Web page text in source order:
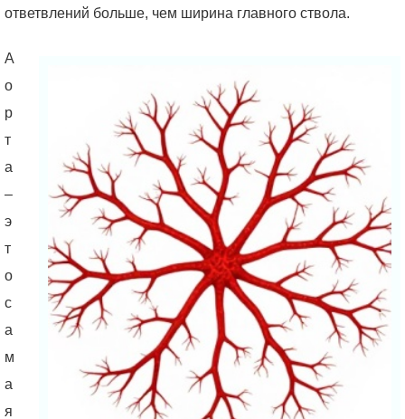
ответвлений больше, чем ширина главного ствола.
А
о
р
т
а
–
э
т
о
с
а
м
а
я